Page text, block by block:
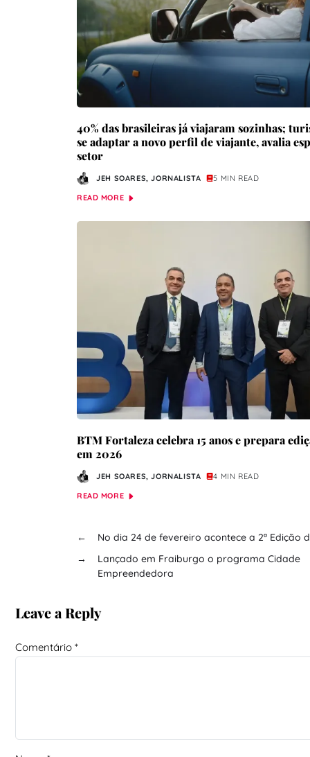
40% das brasileiras já viajaram sozinhas;
se adaptar a novo perfil de viajante, avalia
setor
JEH SOARES, JORNALISTA
5 MIN READ
READ MORE
BTM Fortaleza celebra 15 anos e prepara
em 2026
JEH SOARES, JORNALISTA
4 MIN READ
READ MORE
←
No dia 24 de fevereiro acontece a 2ª Edição
→
Lançado em Fraiburgo o programa Cidade
Empreendedora
Leave a Reply
Comentário *